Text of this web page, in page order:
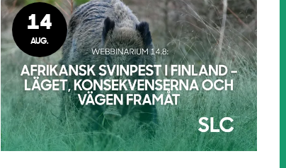
14
AUG.